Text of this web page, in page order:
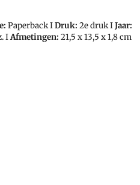
Paperback IDruk: 2e druk IJaar:
IAfmetingen: 21,5 x 13,5 x 1,8 cm